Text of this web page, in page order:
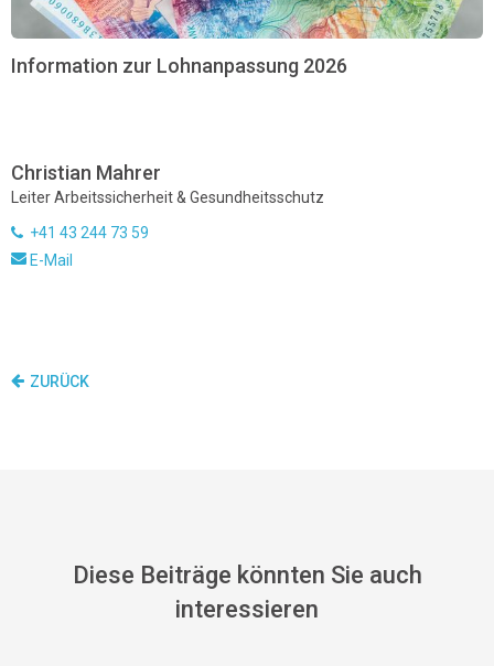
Information zur Lohnanpassung 2026
Christian Mahrer
Leiter Arbeitssicherheit & Gesundheitsschutz
+41 43 244 73 59
E-Mail
ZURÜCK
Diese Beiträge könnten Sie auch
interessieren